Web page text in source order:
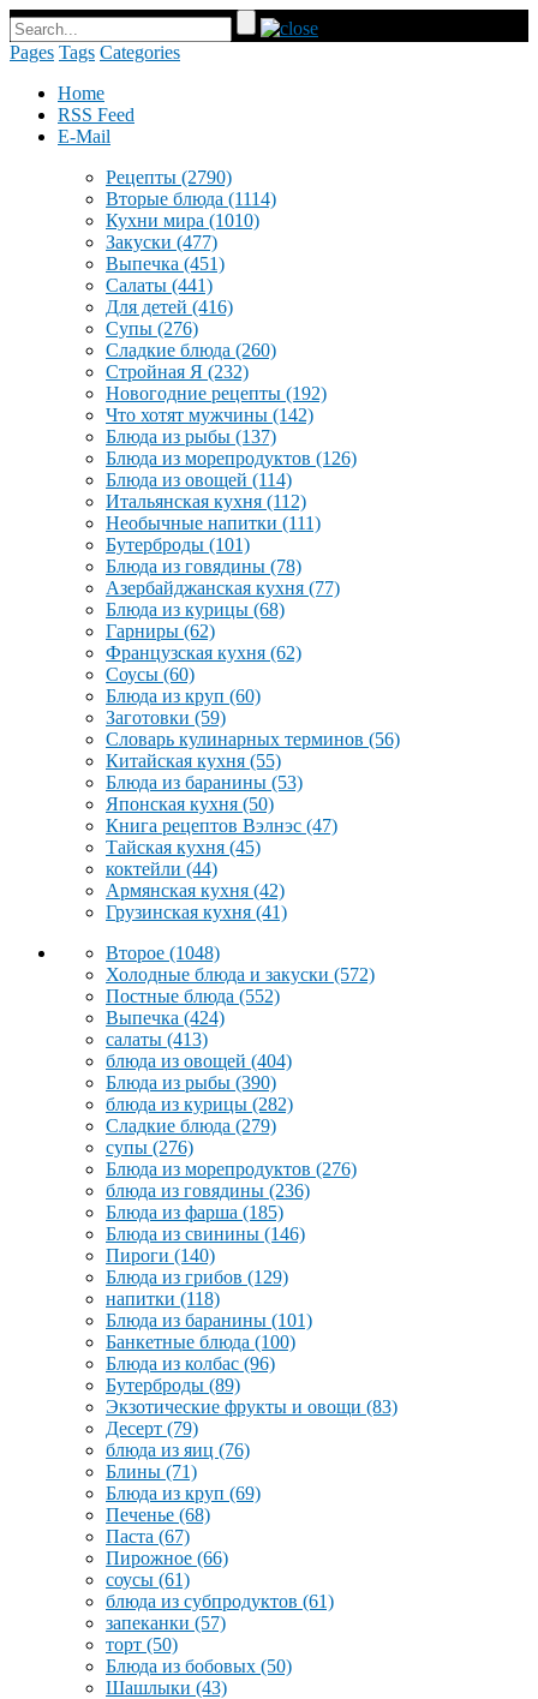
Pages Tags Categories
Home
RSS Feed
E-Mail
Рецепты (2790)
Вторые блюда (1114)
Кухни мира (1010)
Закуски (477)
Выпечка (451)
Салаты (441)
Для детей (416)
Супы (276)
Сладкие блюда (260)
Стройная Я (232)
Новогодние рецепты (192)
Что хотят мужчины (142)
Блюда из рыбы (137)
Блюда из морепродуктов (126)
Блюда из овощей (114)
Итальянская кухня (112)
Необычные напитки (111)
Бутерброды (101)
Блюда из говядины (78)
Азербайджанская кухня (77)
Блюда из курицы (68)
Гарниры (62)
Французская кухня (62)
Соусы (60)
Блюда из круп (60)
Заготовки (59)
Словарь кулинарных терминов (56)
Китайская кухня (55)
Блюда из баранины (53)
Японская кухня (50)
Книга рецептов Вэлнэс (47)
Тайская кухня (45)
коктейли (44)
Армянская кухня (42)
Грузинская кухня (41)
Второе (1048)
Холодные блюда и закуски (572)
Постные блюда (552)
Выпечка (424)
салаты (413)
блюда из овощей (404)
Блюда из рыбы (390)
блюда из курицы (282)
Сладкие блюда (279)
супы (276)
Блюда из морепродуктов (276)
блюда из говядины (236)
Блюда из фарша (185)
Блюда из свинины (146)
Пироги (140)
Блюда из грибов (129)
напитки (118)
Блюда из баранины (101)
Банкетные блюда (100)
Блюда из колбас (96)
Бутерброды (89)
Экзотические фрукты и овощи (83)
Десерт (79)
блюда из яиц (76)
Блины (71)
Блюда из круп (69)
Печенье (68)
Паста (67)
Пирожное (66)
соусы (61)
блюда из субпродуктов (61)
запеканки (57)
торт (50)
Блюда из бобовых (50)
Шашлыки (43)